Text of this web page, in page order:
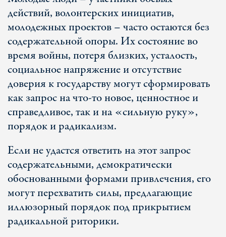
действий, волонтерских инициатив,
молодежных проектов – часто остаются без
содержательной опоры. Их состояние во
время войны, потеря близких, усталость,
социальное напряжение и отсутствие
доверия к государству могут сформировать
как запрос на что-то новое, ценностное и
справедливое, так и на «сильную руку»,
порядок и радикализм.
Если не удастся ответить на этот запрос
содержательными, демократически
обоснованными формами привлечения, его
могут перехватить силы, предлагающие
иллюзорный порядок под прикрытием
радикальной риторики.